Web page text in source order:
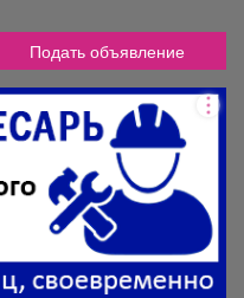
Подать объявление